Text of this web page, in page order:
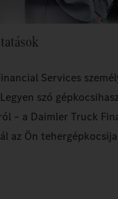
Services
szó
– a Daimler Truck
az Ön